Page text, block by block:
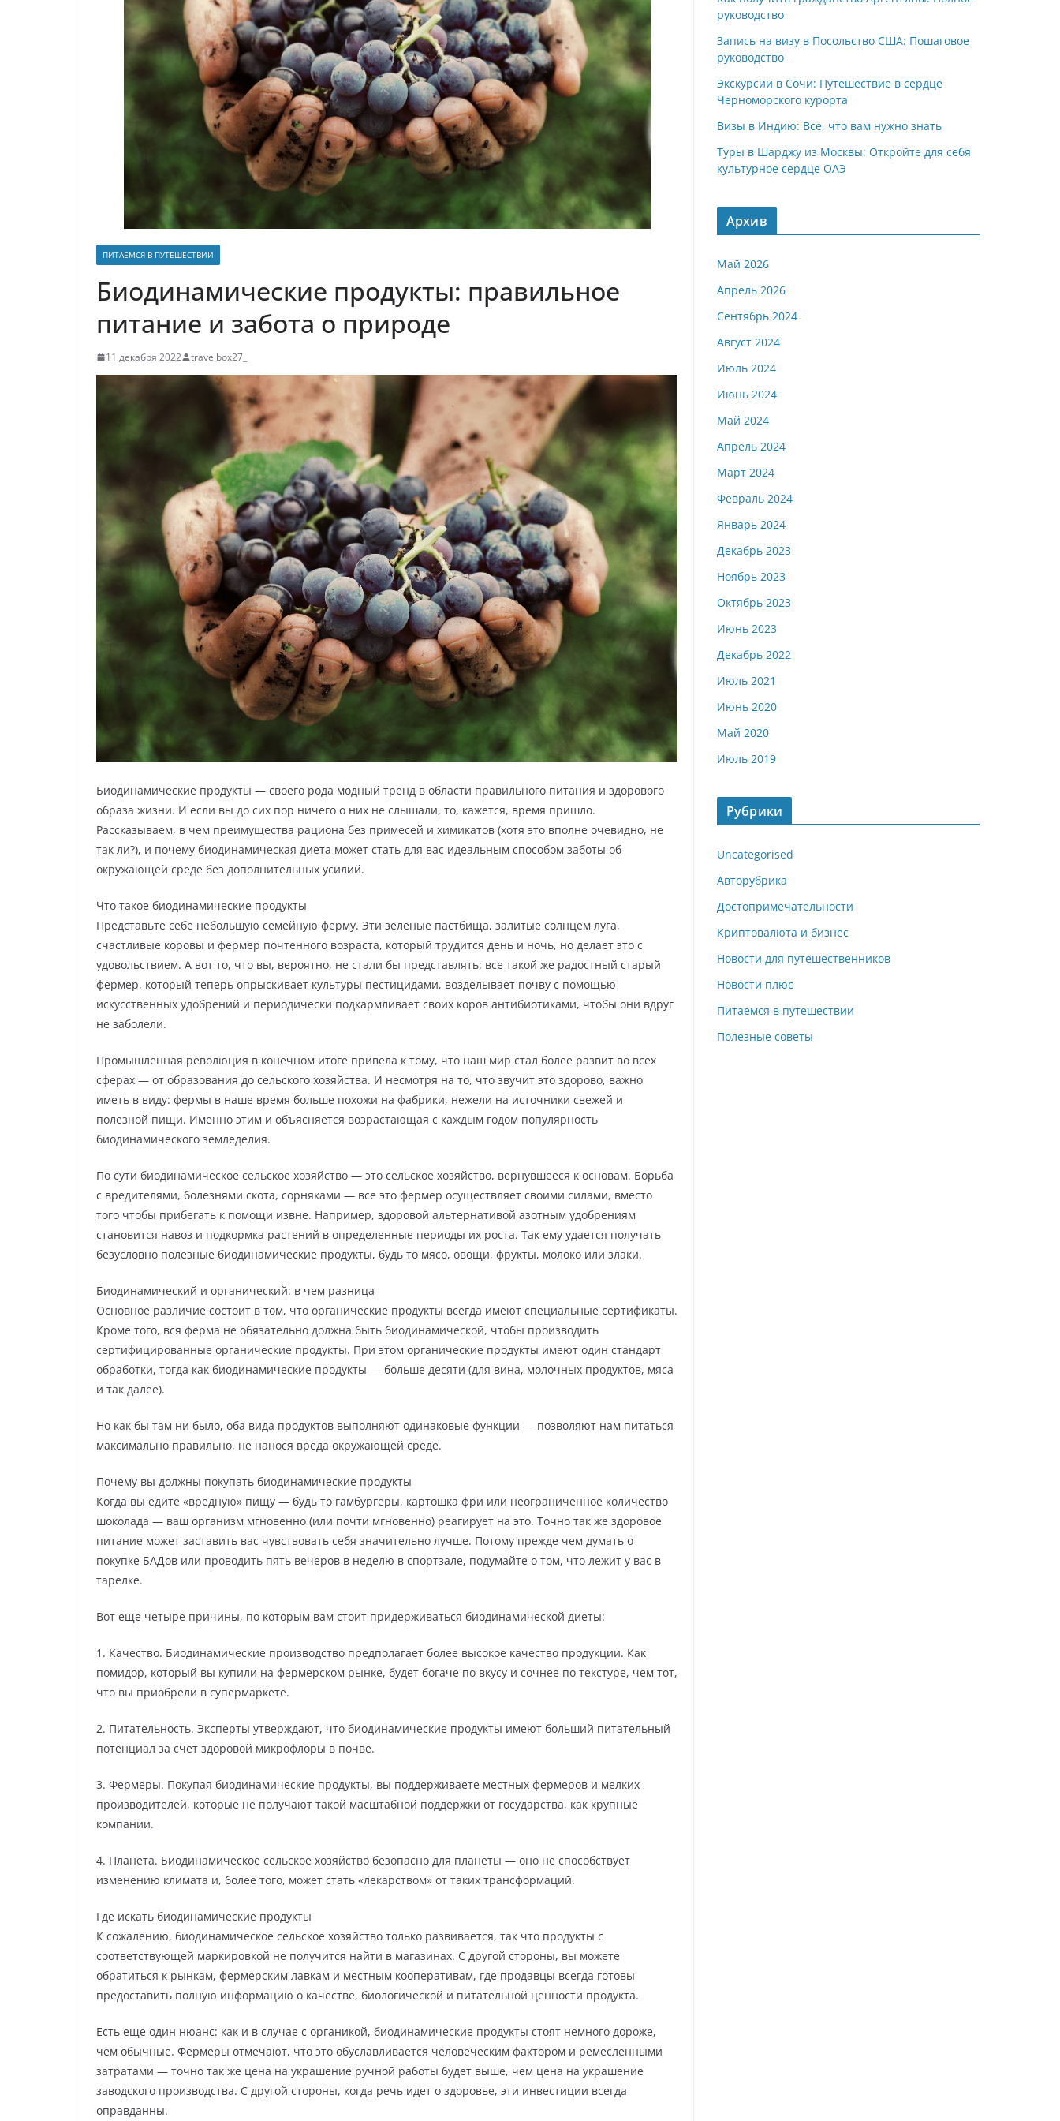
ПИТАЕМСЯ В ПУТЕШЕСТВИИ
Биодинамические продукты: правильное
питание и забота о природе
11 декабря 2022 travelbox27_
Биодинамические продукты — своего рода модный тренд в области правильного питания и здорового
образа жизни. И если вы до сих пор ничего о них не слышали, то, кажется, время пришло.
Рассказываем, в чем преимущества рациона без примесей и химикатов (хотя это вполне очевидно, не
так ли?), и почему биодинамическая диета может стать для вас идеальным способом заботы об
окружающей среде без дополнительных усилий.
Что такое биодинамические продукты
Представьте себе небольшую семейную ферму. Эти зеленые пастбища, залитые солнцем луга,
счастливые коровы и фермер почтенного возраста, который трудится день и ночь, но делает это с
удовольствием. А вот то, что вы, вероятно, не стали бы представлять: все такой же радостный старый
фермер, который теперь опрыскивает культуры пестицидами, возделывает почву с помощью
искусственных удобрений и периодически подкармливает своих коров антибиотиками, чтобы они вдруг
не заболели.
Промышленная революция в конечном итоге привела к тому, что наш мир стал более развит во всех
сферах — от образования до сельского хозяйства. И несмотря на то, что звучит это здорово, важно
иметь в виду: фермы в наше время больше похожи на фабрики, нежели на источники свежей и
полезной пищи. Именно этим и объясняется возрастающая с каждым годом популярность
биодинамического земледелия.
По сути биодинамическое сельское хозяйство — это сельское хозяйство, вернувшееся к основам. Борьба
с вредителями, болезнями скота, сорняками — все это фермер осуществляет своими силами, вместо
того чтобы прибегать к помощи извне. Например, здоровой альтернативой азотным удобрениям
становится навоз и подкормка растений в определенные периоды их роста. Так ему удается получать
безусловно полезные биодинамические продукты, будь то мясо, овощи, фрукты, молоко или злаки.
Биодинамический и органический: в чем разница
Основное различие состоит в том, что органические продукты всегда имеют специальные сертификаты.
Кроме того, вся ферма не обязательно должна быть биодинамической, чтобы производить
сертифицированные органические продукты. При этом органические продукты имеют один стандарт
обработки, тогда как биодинамические продукты — больше десяти (для вина, молочных продуктов, мяса
и так далее).
Но как бы там ни было, оба вида продуктов выполняют одинаковые функции — позволяют нам питаться
максимально правильно, не нанося вреда окружающей среде.
Почему вы должны покупать биодинамические продукты
Когда вы едите «вредную» пищу — будь то гамбургеры, картошка фри или неограниченное количество
шоколада — ваш организм мгновенно (или почти мгновенно) реагирует на это. Точно так же здоровое
питание может заставить вас чувствовать себя значительно лучше. Потому прежде чем думать о
покупке БАДов или проводить пять вечеров в неделю в спортзале, подумайте о том, что лежит у вас в
тарелке.
Вот еще четыре причины, по которым вам стоит придерживаться биодинамической диеты:
1. Качество. Биодинамические производство предполагает более высокое качество продукции. Как
помидор, который вы купили на фермерском рынке, будет богаче по вкусу и сочнее по текстуре, чем тот,
что вы приобрели в супермаркете.
2. Питательность. Эксперты утверждают, что биодинамические продукты имеют больший питательный
потенциал за счет здоровой микрофлоры в почве.
3. Фермеры. Покупая биодинамические продукты, вы поддерживаете местных фермеров и мелких
производителей, которые не получают такой масштабной поддержки от государства, как крупные
компании.
4. Планета. Биодинамическое сельское хозяйство безопасно для планеты — оно не способствует
изменению климата и, более того, может стать «лекарством» от таких трансформаций.
Где искать биодинамические продукты
К сожалению, биодинамическое сельское хозяйство только развивается, так что продукты с
соответствующей маркировкой не получится найти в магазинах. С другой стороны, вы можете
обратиться к рынкам, фермерским лавкам и местным кооперативам, где продавцы всегда готовы
предоставить полную информацию о качестве, биологической и питательной ценности продукта.
Есть еще один нюанс: как и в случае с органикой, биодинамические продукты стоят немного дороже,
чем обычные. Фермеры отмечают, что это обуславливается человеческим фактором и ремесленными
затратами — точно так же цена на украшение ручной работы будет выше, чем цена на украшение
заводского производства. С другой стороны, когда речь идет о здоровье, эти инвестиции всегда
оправданны.
руководство
Запись на визу в Посольство США: Пошаговое
руководство
Экскурсии в Сочи: Путешествие в сердце
Черноморского курорта
Визы в Индию: Все, что вам нужно знать
Туры в Шарджу из Москвы: Откройте для себя
культурное сердце ОАЭ
Архив
Май 2026
Апрель 2026
Сентябрь 2024
Август 2024
Июль 2024
Июнь 2024
Май 2024
Апрель 2024
Март 2024
Февраль 2024
Январь 2024
Декабрь 2023
Ноябрь 2023
Октябрь 2023
Июнь 2023
Декабрь 2022
Июль 2021
Июнь 2020
Май 2020
Июль 2019
Рубрики
Uncategorised
Авторубрика
Достопримечательности
Криптовалюта и бизнес
Новости для путешественников
Новости плюс
Питаемся в путешествии
Полезные советы